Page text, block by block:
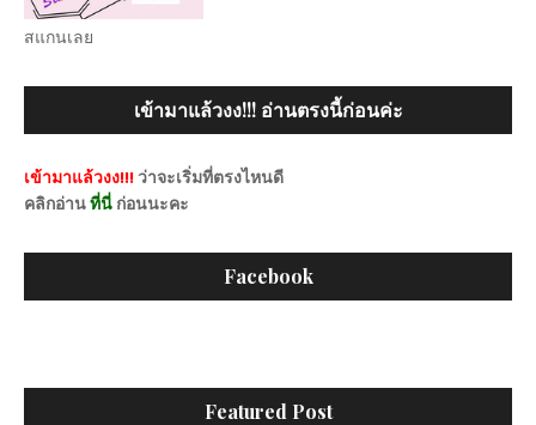
สแกนเลย
เข้ามาแล้วงง!!! อ่านตรงนี้ก่อนค่ะ
เข้ามาแล้วงง!!!ว่าจะเริ่มที่ตรงไหนดี
คลิกอ่านที่นี่ ก่อนนะคะ
Facebook
Featured Post